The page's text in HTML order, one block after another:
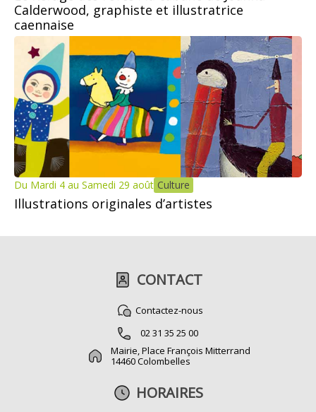
Calderwood, graphiste et illustratrice
caennaise
Du Mardi 4 au Samedi 29 août Culture
Illustrations originales d’artistes
CONTACT
Contactez-nous
02 31 35 25 00
Mairie, Place François Mitterrand
14460 Colombelles
HORAIRES